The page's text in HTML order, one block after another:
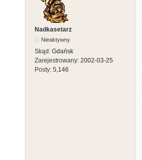
Nadkasetarz
Nieaktywny
Skąd: Gdańsk
Zarejestrowany: 2002-03-25
Posty: 5,146